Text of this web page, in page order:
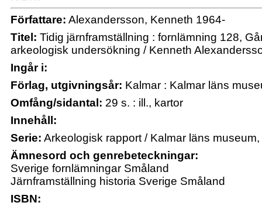
Författare: Alexandersson, Kenneth 1964-
Titel: Tidig järnframställning : fornlämning 128,
arkeologisk undersökning / Kenneth
Ingår i:
Förlag, utgivningsår: Kalmar : Kalmar läns
Omfång/sidantal: 29 s. : ill., kartor
Innehåll:
Serie: Arkeologisk rapport / Kalmar läns
Ämnesord och genrebeteckningar:
Sverige fornlämningar Småland
Järnframställning historia Sverige Småland
ISBN: